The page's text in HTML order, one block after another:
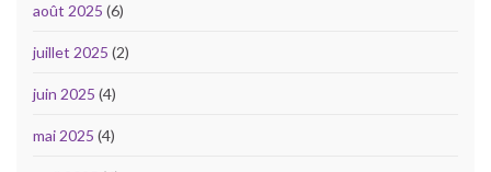
août 2025 (6)
juillet 2025 (2)
juin 2025 (4)
mai 2025 (4)